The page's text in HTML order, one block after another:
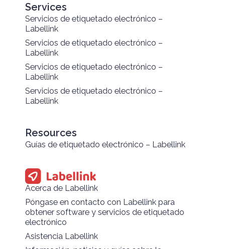
Services
Servicios de etiquetado electrónico –
Labellink
Servicios de etiquetado electrónico –
Labellink
Servicios de etiquetado electrónico –
Labellink
Servicios de etiquetado electrónico –
Labellink
Resources
Guías de etiquetado electrónico – Labellink
Acerca de Labellink
Póngase en contacto con Labellink para
obtener software y servicios de etiquetado
electrónico
Asistencia Labellink